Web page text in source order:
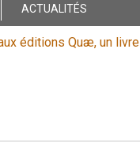
ACTUALITÉS
éditions Quæ, un livre